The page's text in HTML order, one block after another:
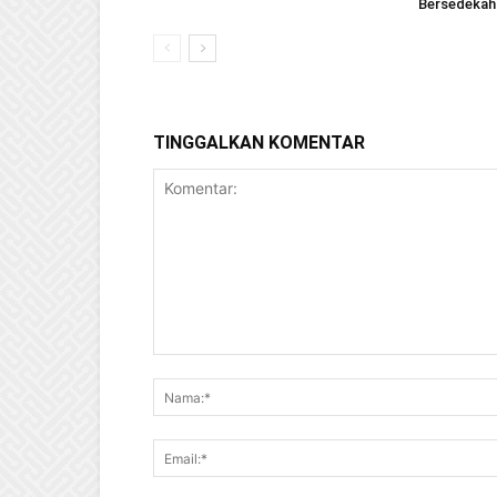
TINGGALKAN KOMENTAR